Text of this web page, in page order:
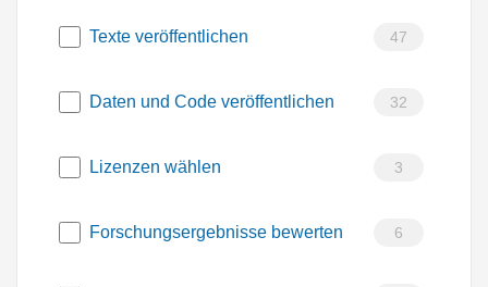
Texte veröffentlichen 47
Daten und Code veröffentlichen 32
Lizenzen wählen 3
Forschungsergebnisse bewerten 6